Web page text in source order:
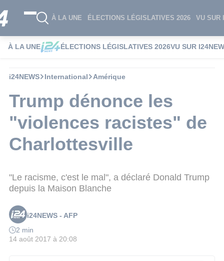
À LA UNE ÉLECTIONS LÉGISLATIVES 2026 VU SUR
À LA UNE ÉLECTIONS LÉGISLATIVES 2026VU SUR
i24NEWS International Amérique
Trump dénonce les
"violences racistes" de
Charlottesville
"Le racisme, c'est le mal", a déclaré Donald Trump
depuis la Maison Blanche
i24NEWS - AFP
2 min
14 août 2017 à 20:08